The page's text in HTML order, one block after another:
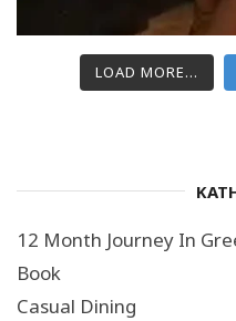
LOAD MORE...
12 Month Journey In
Book
Casual Dining